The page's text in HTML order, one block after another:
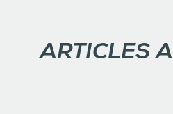
ARTICLES